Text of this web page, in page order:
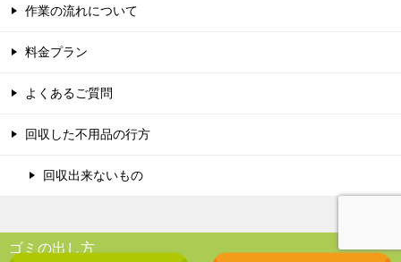
作業の流れについて
料金プラン
よくあるご質問
回収した不用品の行方
回収出来ないもの
ゴミの出し方